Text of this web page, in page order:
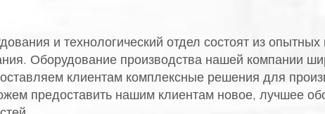
и технологический отдел состоят из
Оборудование производства нашей компании
клиентам комплексные решения для
предоставить нашим клиентам новое, лучшее